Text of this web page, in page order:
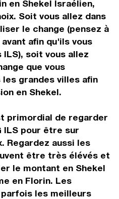
en Shekel Israélien,
Soit vous allez dans
le change (pensez à
afin qu'ils vous
soit vous allez
que vous
grandes villes afin
en Shekel.
primordial de regarder
ILS pour être sur
Regardez aussi les
être très élévés et
le montant en Shekel
en Florin. Les
les meilleurs